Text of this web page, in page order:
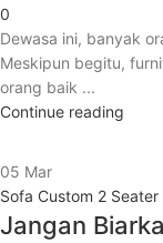
0
Dewasa ini, banyak
Meskipun begitu,
orang baik ...
Continue reading
05 Mar
Sofa Custom 2 Seater
Jangan